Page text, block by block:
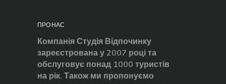
ПРО НАС
Компанія Студія Відпочинку
зареєстрована у 2007 році та
обслуговує понад 1000 туристів
на рік. Також ми пропонуємо